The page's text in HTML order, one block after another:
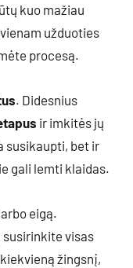
kuo mažiau
užduoties
procesą.
. Didesnius
ir imkitės jų
susikaupti, bet ir
gali lemti klaidas.
eigą.
susirinkite visas
žingsnį,